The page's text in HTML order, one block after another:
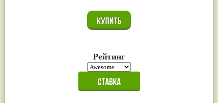
Рейтинг